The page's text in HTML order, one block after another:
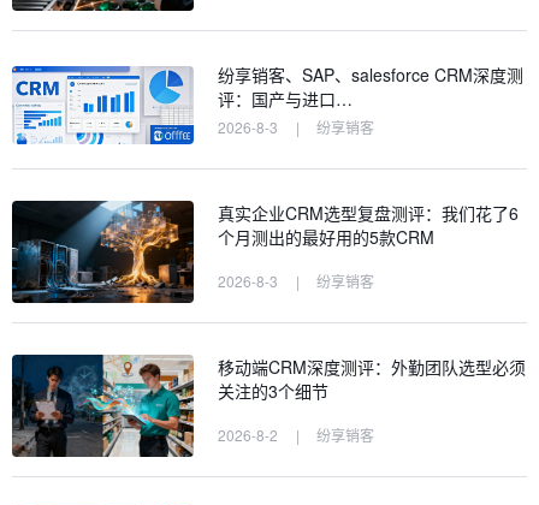
纷享销客、SAP、salesforce CRM深度测
评：国产与进口…
2026-8-3 | 纷享销客
真实企业CRM选型复盘测评：我们花了6
个月测出的最好用的5款CRM
2026-8-3 | 纷享销客
移动端CRM深度测评：外勤团队选型必须
关注的3个细节
2026-8-2 | 纷享销客